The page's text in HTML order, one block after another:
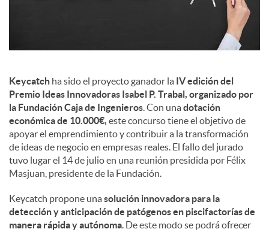
Keycatch ha sido el proyecto ganador la IV edición del
Premio Ideas Innovadoras Isabel P. Trabal, organizado por
la Fundación Caja de Ingenieros. Con unadotación
económica de 10.000€, este concurso tiene el objetivo de
apoyar el emprendimiento y contribuir a la transformación
de ideas de negocio en empresas reales. El fallo del jurado
tuvo lugar el 14 de julio en una reunión presidida por Félix
Masjuan, presidente de la Fundación.
Keycatch propone unasolución innovadora para la
detección y anticipación de patógenos en piscifactorías de
manera rápida y autónoma. De este modo se podrá ofrecer